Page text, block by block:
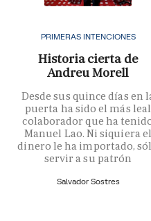
PRIMERAS INTENCIONES
Historia cierta de
Andreu Morell
Desde sus quince días en
puerta ha sido el más leal
colaborador que ha
Manuel Lao. Ni siquiera
dinero le ha importado,
servir a su patrón
Salvador Sostres